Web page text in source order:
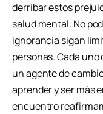
derribar estos
salud mental. No
ignorancia sigan
personas. Cada
un agente de
aprender y ser más
encuentro